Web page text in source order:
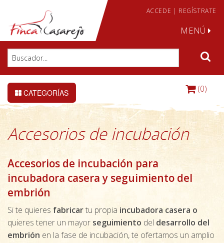
ACCEDE | REGÍSTRATE
MENÚ
CATEGORÍAS (0)
Accesorios de incubación
Accesorios de incubación para
incubadora casera y seguimiento del
embrión
Si te quieres fabricartu propia incubadora casera o
quieres tener un mayor seguimiento del desarrollo del
embrión en la fase de incubación, te ofertamos un amplio